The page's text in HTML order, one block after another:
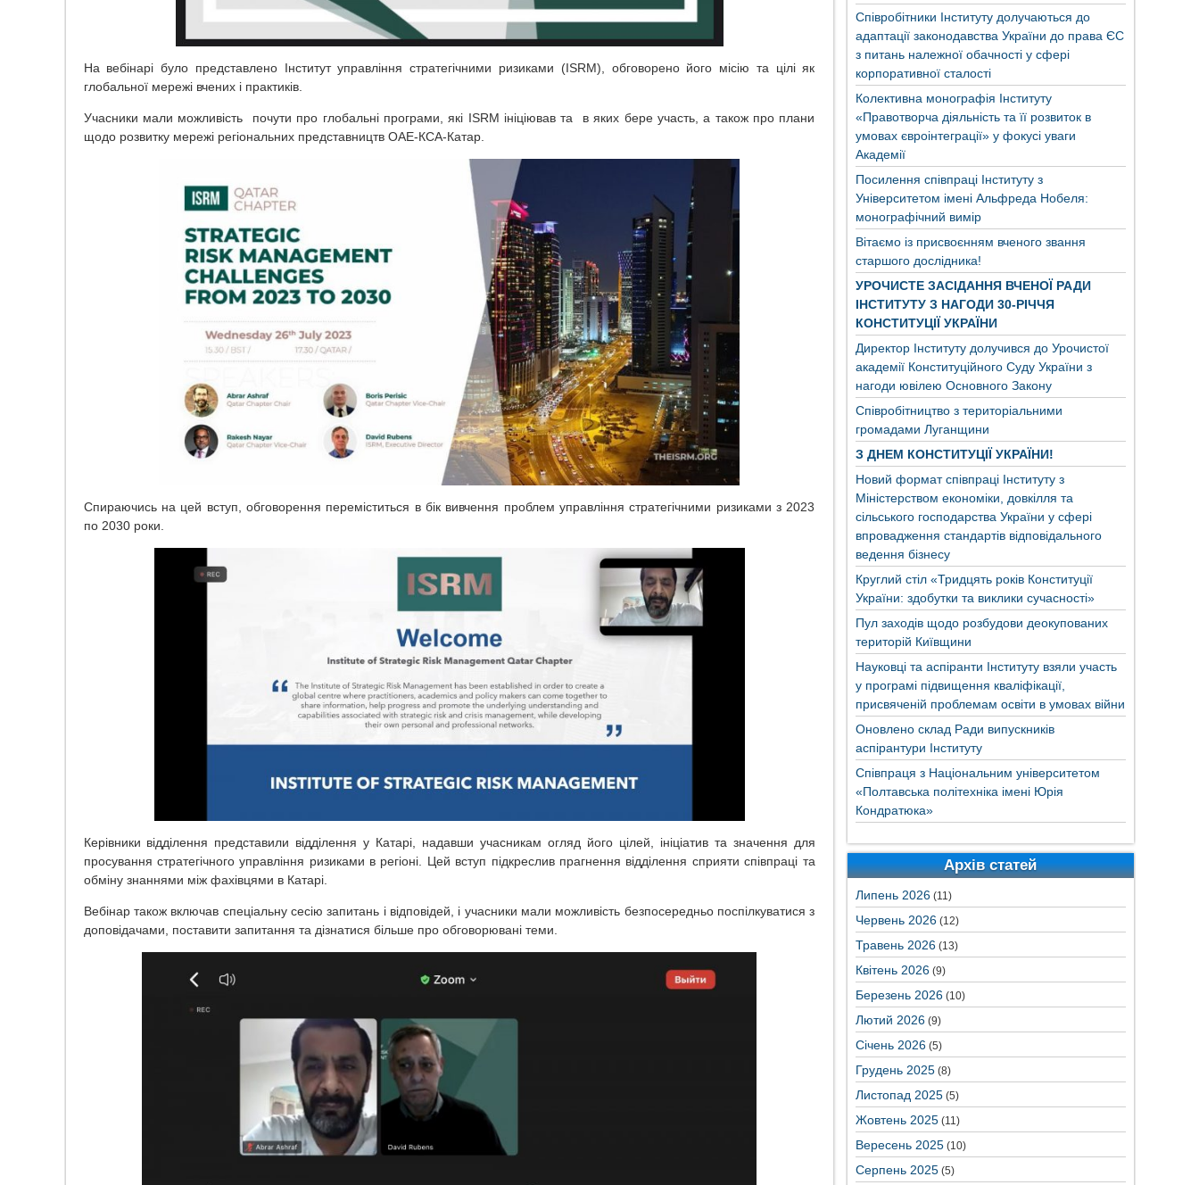
На вебінарі було представлено Інститут управління стратегічними ризиками (ISRM), обговорено його місію та цілі як
глобальної мережі вчених і практиків.
Учасники мали можливість почути про глобальні програми, які ISRM ініціював та в яких бере участь, а також про плани
щодо розвитку мережі регіональних представництв ОАЕ-КСА-Катар.
Спираючись на цей вступ, обговорення переміститься в бік вивчення проблем управління стратегічними ризиками з 2023
по 2030 роки.
Керівники відділення представили відділення у Катарі, надавши учасникам огляд його цілей, ініціатив та значення для
просування стратегічного управління ризиками в регіоні. Цей вступ підкреслив прагнення відділення сприяти співпраці та
обміну знаннями між фахівцями в Катарі.
Вебінар також включав спеціальну сесію запитань і відповідей, і учасники мали можливість безпосередньо поспілкуватися з
доповідачами, поставити запитання та дізнатися більше про обговорювані теми.
Співробітники Інституту долучаються до
адаптації законодавства України до права ЄС
з питань належної обачності у сфері
корпоративної сталості
Колективна монографія Інституту
«Правотворча діяльність та її розвиток в
умовах євроінтеграції» у фокусі уваги
Академії
Посилення співпраці Інституту з
Університетом імені Альфреда Нобеля:
монографічний вимір
Вітаємо із присвоєнням вченого звання
старшого дослідника!
УРОЧИСТЕ ЗАСІДАННЯ ВЧЕНОЇ РАДИ
ІНСТИТУТУ З НАГОДИ 30-РІЧЧЯ
КОНСТИТУЦІЇ УКРАЇНИ
Директор Інституту долучився до Урочистої
академії Конституційного Суду України з
нагоди ювілею Основного Закону
Співробітництво з територіальними
громадами Луганщини
З ДНЕМ КОНСТИТУЦІЇ УКРАЇНИ!
Новий формат співпраці Інституту з
Міністерством економіки, довкілля та
сільського господарства України у сфері
впровадження стандартів відповідального
ведення бізнесу
Круглий стіл «Тридцять років Конституції
України: здобутки та виклики сучасності»
Пул заходів щодо розбудови деокупованих
територій Київщини
Науковці та аспіранти Інституту взяли участь
у програмі підвищення кваліфікації,
присвяченій проблемам освіти в умовах війни
Оновлено склад Ради випускників
аспірантури Інституту
Співпраця з Національним університетом
«Полтавська політехніка імені Юрія
Кондратюка»
Архів статей
Липень 2026(11)
Червень 2026(12)
Травень 2026(13)
Квітень 2026(9)
Березень 2026(10)
Лютий 2026(9)
Січень 2026(5)
Грудень 2025(8)
Листопад 2025(5)
Жовтень 2025(11)
Вересень 2025(10)
Серпень 2025(5)